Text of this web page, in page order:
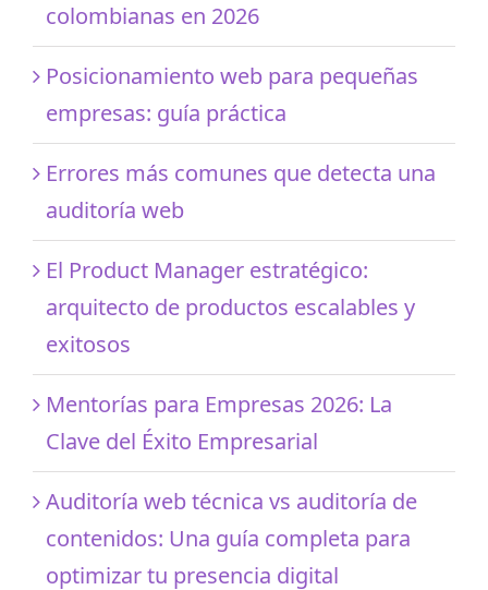
colombianas en 2026
Posicionamiento web para pequeñas
empresas: guía práctica
Errores más comunes que detecta una
auditoría web
El Product Manager estratégico:
arquitecto de productos escalables y
exitosos
Mentorías para Empresas 2026: La
Clave del Éxito Empresarial
Auditoría web técnica vs auditoría de
contenidos: Una guía completa para
optimizar tu presencia digital